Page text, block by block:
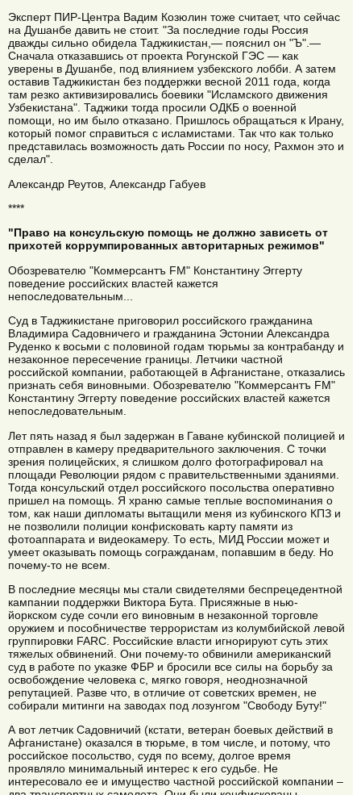
Эксперт ПИР-Центра Вадим Козюлин тоже считает, что сейчас
на Душанбе давить не стоит. "За последние годы Россия
дважды сильно обидела Таджикистан,— пояснил он "Ъ".—
Сначала отказавшись от проекта Рогунской ГЭС — как
уверены в Душанбе, под влиянием узбекского лобби. А затем
оставив Таджикистан без поддержки весной 2011 года, когда
там резко активизировались боевики "Исламского движения
Узбекистана". Таджики тогда просили ОДКБ о военной
помощи, но им было отказано. Пришлось обращаться к Ирану,
который помог справиться с исламистами. Так что как только
представилась возможность дать России по носу, Рахмон это и
сделал".
Александр Реутов, Александр Габуев
****
"Право на консульскую помощь не должно зависеть от
прихотей коррумпированных авторитарных режимов"
Обозревателю "Коммерсантъ FM" Константину Эггерту
поведение российских властей кажется
непоследовательным...
Суд в Таджикистане приговорил российского гражданина
Владимира Садовничего и гражданина Эстонии Александра
Руденко к восьми с половиной годам тюрьмы за контрабанду и
незаконное пересечение границы. Летчики частной
российской компании, работающей в Афганистане, отказались
признать себя виновными. Обозревателю "Коммерсантъ FM"
Константину Эггерту поведение российских властей кажется
непоследовательным.
Лет пять назад я был задержан в Гаване кубинской полицией и
отправлен в камеру предварительного заключения. С точки
зрения полицейских, я слишком долго фотографировал на
площади Революции рядом с правительственными зданиями.
Тогда консульский отдел российского посольства оперативно
пришел на помощь. Я храню самые теплые воспоминания о
том, как наши дипломаты вытащили меня из кубинского КПЗ и
не позволили полиции конфисковать карту памяти из
фотоаппарата и видеокамеру. То есть, МИД России может и
умеет оказывать помощь согражданам, попавшим в беду. Но
почему-то не всем.
В последние месяцы мы стали свидетелями беспрецедентной
кампании поддержки Виктора Бута. Присяжные в нью-
йоркском суде сочли его виновным в незаконной торговле
оружием и пособничестве террористам из колумбийской левой
группировки FARC. Российские власти игнорируют суть этих
тяжелых обвинений. Они почему-то обвинили американский
суд в работе по указке ФБР и бросили все силы на борьбу за
освобождение человека с, мягко говоря, неоднозначной
репутацией. Разве что, в отличие от советских времен, не
собирали митинги на заводах под лозунгом "Свободу Буту!"
А вот летчик Садовничий (кстати, ветеран боевых действий в
Афганистане) оказался в тюрьме, в том числе, и потому, что
российское посольство, судя по всему, долгое время
проявляло минимальный интерес к его судьбе. Не
интересовало ее и имущество частной российской компании –